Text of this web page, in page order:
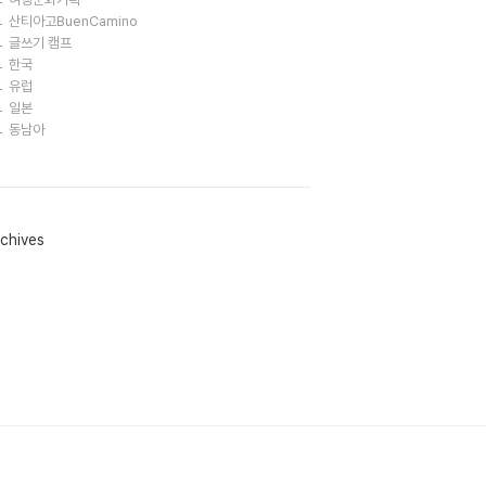
산티아고BuenCamino
글쓰기 캠프
한국
유럽
일본
동남아